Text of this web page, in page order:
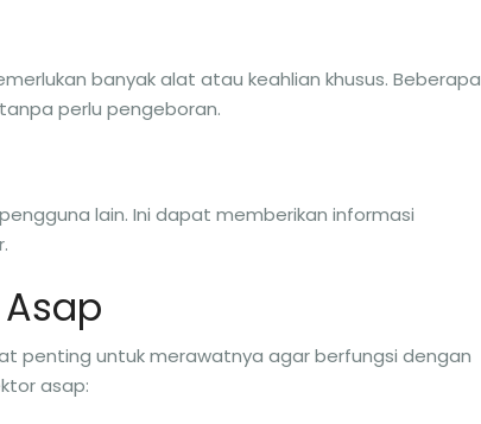
banyak alat atau keahlian khusus. Beberapa
perlu pengeboran.
lain. Ini dapat memberikan informasi
penting untuk merawatnya agar berfungsi dengan
asap: